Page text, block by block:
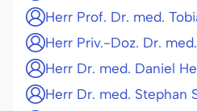
Herr Prof. Dr. med.
Herr Priv.-Doz. Dr.
Herr Dr. med. Daniel
Herr Dr. med. Stephan